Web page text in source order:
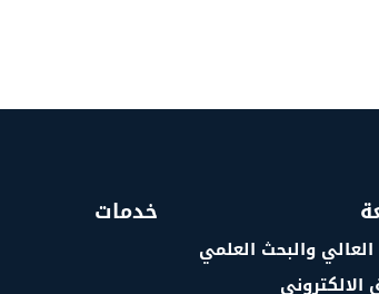
العالي والبحث العلمي
الالكتروني
خدمات